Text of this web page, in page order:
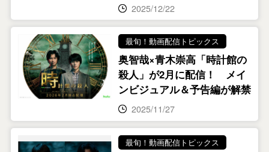
2025/12/22
最旬！動画配信トピックス
奥智哉×青木崇高「時計館の
殺人」が2月に配信！ メイ
ンビジュアル＆予告編が解禁
2025/11/27
最旬！動画配信トピックス